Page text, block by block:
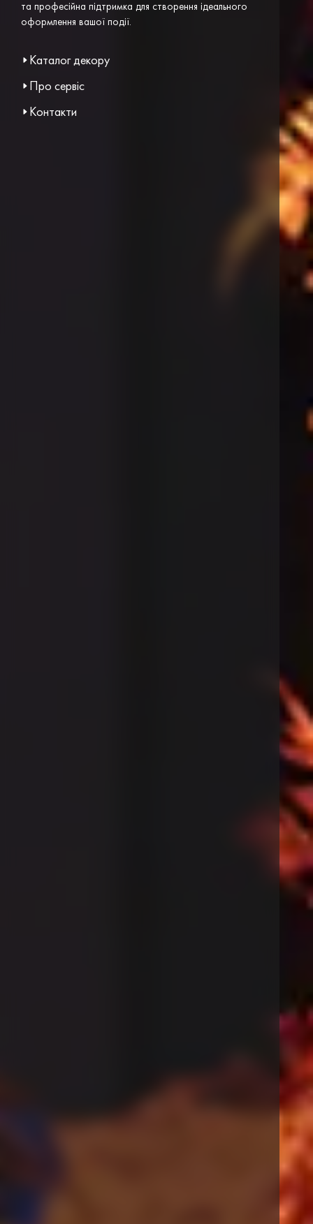
та професійна підтримка для створення ідеального
оформлення вашої події.
Каталог декору
Про сервіс
Контакти